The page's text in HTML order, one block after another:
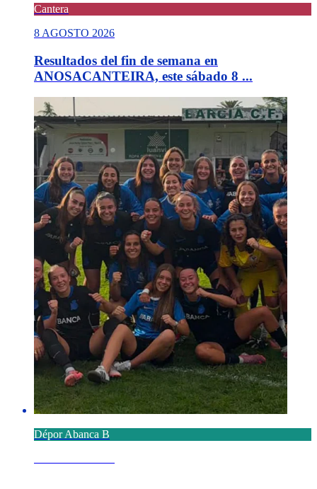
Cantera
8 AGOSTO 2026
Resultados del fin de semana en
ANOSACANTEIRA, este sábado 8 ...
Dépor Abanca B